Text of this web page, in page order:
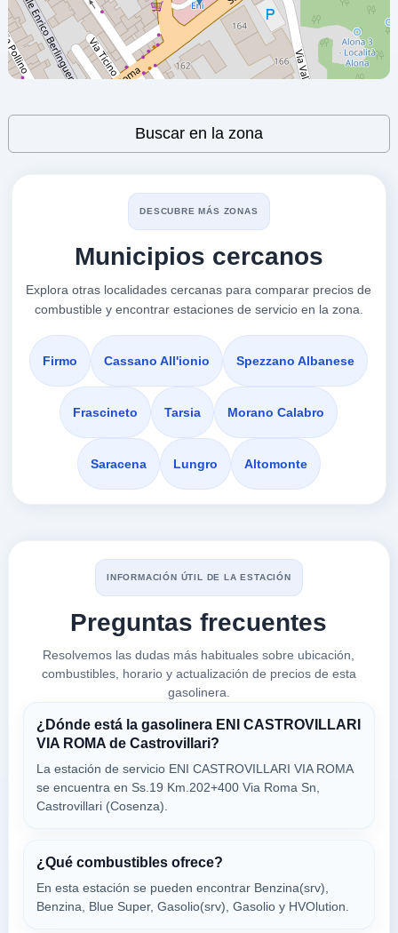
87012
CASTROVILLARI CORSO
a 1.91 Km
VER PRECIOS
EASY CASTROVILLARI
Via Del Cerviero 11
CASTROVILLARI,
a 2.46 Km
Statale 19 Delle Calabrie, Km. Snc, Dir. C...
CASTROVILLARI,
87012
VER PRECIOS
a 2.89 Km
Statale 19 Delle Calabrie, Km. 206+400, Di...
a 3.85 Km
Provinciale Km 95 Snc
CASTROVILLARI,
87012
435 FRASCINETO
a 4.41 Km
FRASCINETO,
87012
VER PRECIOS
FRASCINETO EST
Autostrada A3 Salerno-reggio Calabria, Km....
VER PRECIOS
Buscar en la zona
DESCUBRE MÁS ZONAS
Municipios cercanos
Explora otras localidades cercanas para comparar precios de
combustible y encontrar estaciones de servicio en la zona.
Firmo Cassano All'ionio Spezzano Albanese
Frascineto Tarsia Morano Calabro
Saracena Lungro Altomonte
INFORMACIÓN ÚTIL DE LA ESTACIÓN
Preguntas frecuentes
Resolvemos las dudas más habituales sobre ubicación,
combustibles, horario y actualización de precios de esta
gasolinera.
¿Dónde está la gasolinera ENI CASTROVILLARI
VIA ROMA de Castrovillari?
La estación de servicio ENI CASTROVILLARI VIA ROMA
se encuentra en Ss.19 Km.202+400 Via Roma Sn,
Castrovillari (Cosenza).
¿Qué combustibles ofrece?
En esta estación se pueden encontrar Benzina(srv),
Benzina, Blue Super, Gasolio(srv), Gasolio y HVOlution.